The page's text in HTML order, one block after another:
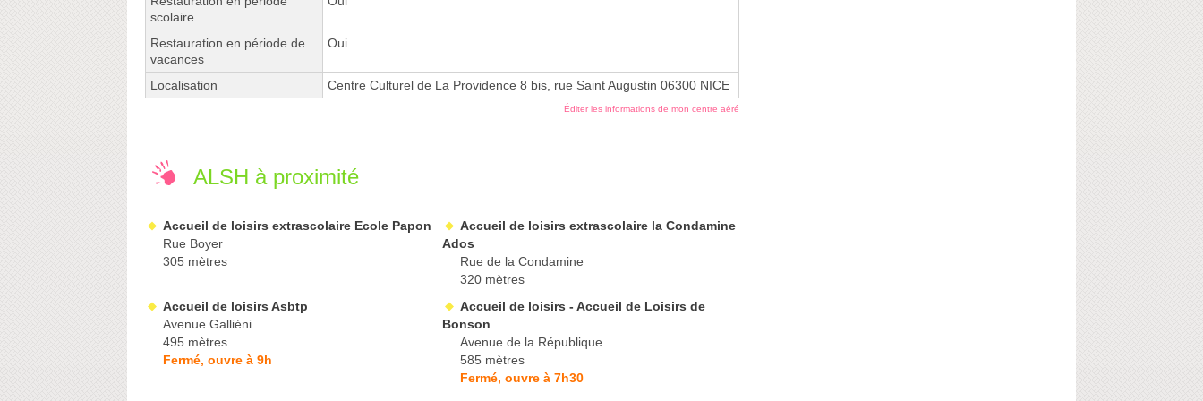
scolaire
Restauration en période de
vacances
Oui
Localisation Centre Culturel de La Providence 8 bis, rue Saint Augustin 06300 NICE
Éditer les informations de mon centre aéré
ALSH à proximité
Accueil de loisirs extrascolaire Ecole Papon
Rue Boyer
305 mètres
Accueil de loisirs extrascolaire la Condamine
Ados
Rue de la Condamine
320 mètres
Accueil de loisirs Asbtp
Avenue Galliéni
495 mètres
Fermé, ouvre à 9h
Accueil de loisirs - Accueil de Loisirs de
Bonson
Avenue de la République
585 mètres
Fermé, ouvre à 7h30